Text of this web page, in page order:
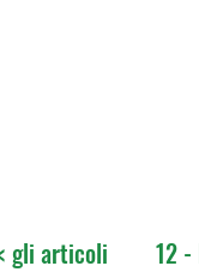
gli articoli 12 -